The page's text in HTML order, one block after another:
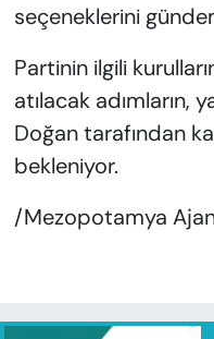
seçeneklerini
Partinin ilgili
atılacak adımların,
Doğan tarafından
bekleniyor.
/Mezopotamya